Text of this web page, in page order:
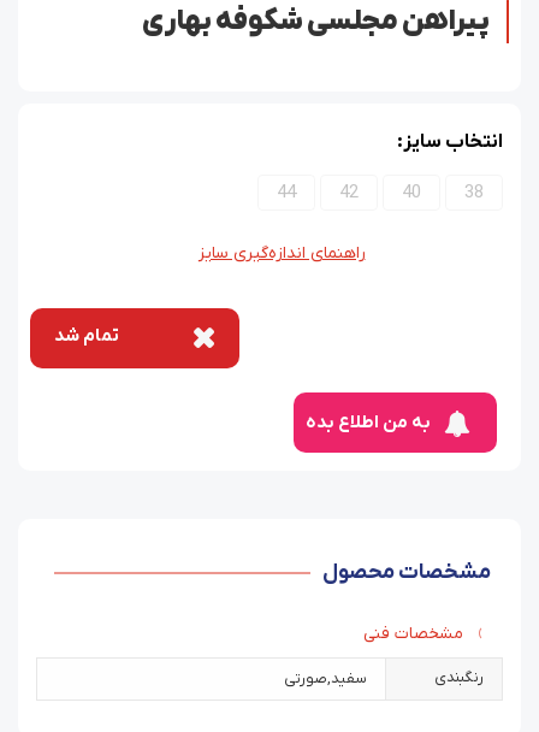
پیراهن مجلسی شکوفه بهاری
انتخاب سایز:
38
40
42
44
راهنمای اندازه‌گیری سایز
تمام شد
به من اطلاع بده
مشخصات محصول
مشخصات فنی
رنگبندی سفید,صورتی